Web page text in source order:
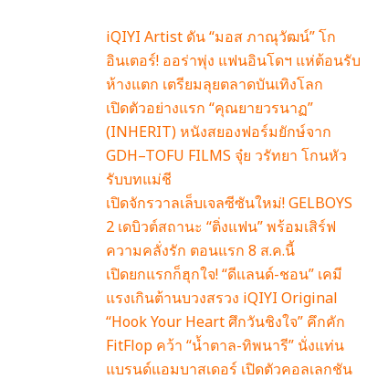
iQIYI Artist ดัน “มอส ภาณุวัฒน์” โก
อินเตอร์! ออร่าพุ่ง แฟนอินโดฯ แห่ต้อนรับ
ห้างแตก เตรียมลุยตลาดบันเทิงโลก
เปิดตัวอย่างแรก “คุณยายวรนาฏ”
(INHERIT) หนังสยองฟอร์มยักษ์จาก
GDH–TOFU FILMS จุ๋ย วรัทยา โกนหัว
รับบทแม่ชี
เปิดจักรวาลเล็บเจลซีซันใหม่! GELBOYS
2 เดบิวต์สถานะ “ติ่งแฟน” พร้อมเสิร์ฟ
ความคลั่งรัก ตอนแรก 8 ส.ค.นี้
เปิดยกแรกก็ฮุกใจ! “ดีแลนด์-ชอน” เคมี
แรงเกินต้านบวงสรวง iQIYI Original
“Hook Your Heart ศึกวันชิงใจ” คึกคัก
FitFlop คว้า “น้ำตาล-ทิพนารี” นั่งแท่น
แบรนด์แอมบาสเดอร์ เปิดตัวคอลเลกชัน